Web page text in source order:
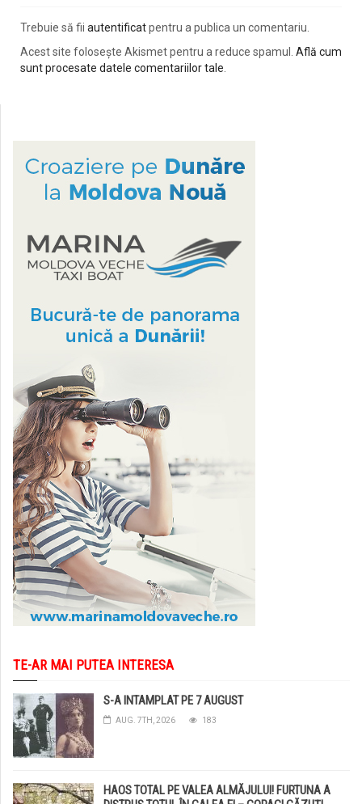
Trebuie să fii autentificatpentru a publica un comentariu.
Acest site folosește Akismet pentru a reduce spamul. Află cum
sunt procesate datele comentariilor tale
TE-AR MAI PUTEA INTERESA
S-A INTAMPLAT PE 7 AUGUST
AUG. 7TH, 2026 183
HAOS TOTAL PE VALEA ALMĂJULUI! FURTUNA A